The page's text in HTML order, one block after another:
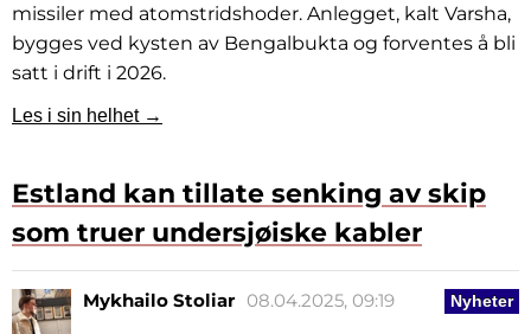
missiler med atomstridshoder. Anlegget, kalt Varsha,
bygges ved kysten av Bengalbukta og forventes å bli
satt i drift i 2026.
Les i sin helhet →
Estland kan tillate senking av skip
som truer undersjøiske kabler
Nyheter
Mykhailo Stoliar 08.04.2025, 09:19